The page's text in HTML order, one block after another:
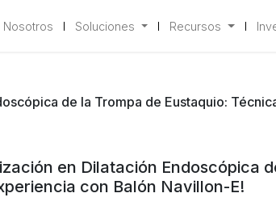
Nosotros Soluciones Recursos
de la Trompa de Eustaquio:
en Dilatación Endoscópica
con Balón Navillon-E!